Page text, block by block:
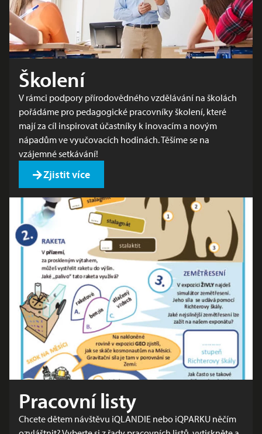
Školení
V rámci podpory přírodovědného vzdělávání na školách
pořádáme pro pedagogické pracovníky školení, které
mají za cíl inspirovat účastníky k inovacím a novým
nápadům ve vyučovacích hodinách. Těšíme se na
vzájemné setkávání!
Zjistit více
Pracovní listy
Chcete dětem návštěvu iQLANDIE nebo iQPARKU něčím